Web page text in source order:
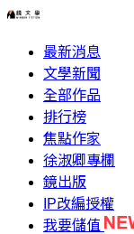
最新消息
文學新聞
全部作品
排行榜
焦點作家
徐淑卿專欄
鏡出版
IP改編授權
我要儲值